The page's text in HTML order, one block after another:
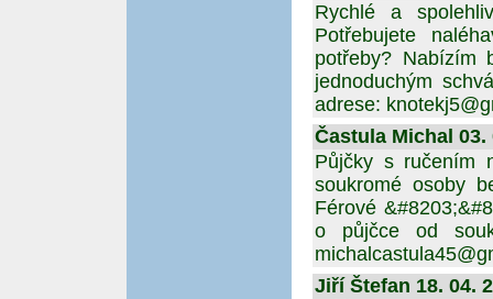
Rychlé a
Potřebujete
potřeby? Nabízím
jednoduchým
adrese:
Častula Michal 03.
Půjčky s ručením
soukromé osoby
Férové
o půjčce od
Jiří Štefan 18. 04.